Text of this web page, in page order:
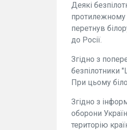
Деякі
протилежному
перетнув
до Росії.
Згідно з
безпілотники
При цьому
Згідно з
оборони
територію